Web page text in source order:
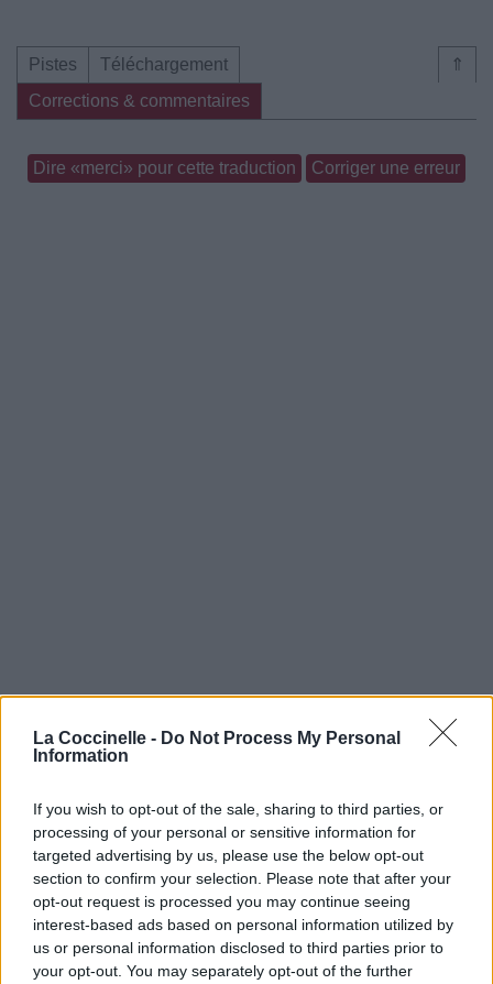
La Coccinelle - Do Not Process My Personal
Information
If you wish to opt-out of the sale, sharing to third parties, or
processing of your personal or sensitive information for
targeted advertising by us, please use the below opt-out
section to confirm your selection. Please note that after your
opt-out request is processed you may continue seeing
interest-based ads based on personal information utilized by
us or personal information disclosed to third parties prior to
your opt-out. You may separately opt-out of the further
⇑
Pistes
Téléchargement
Corrections & commentaires
Dire «merci» pour cette traduction Corriger une erreur